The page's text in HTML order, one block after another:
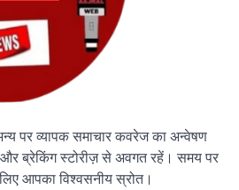
पर व्यापक समाचार कवरेज का अन्वेषण
ब्रेकिंग स्टोरीज़ से अवगत रहें। समय पर
आपका विश्वसनीय स्रोत।